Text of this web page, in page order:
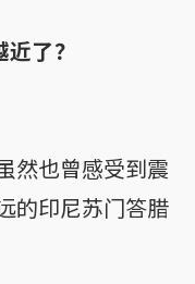
了？
然也曾感受到震
的印尼苏门答腊